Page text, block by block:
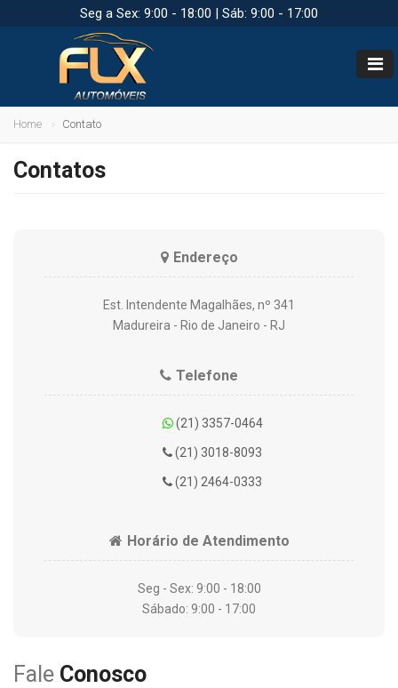
Seg a Sex: 9:00 - 18:00 | Sáb: 9:00 - 17:00
Home Contato
Contatos
Endereço
Est. Intendente Magalhães, nº 341
Madureira - Rio de Janeiro - RJ
Telefone
(21) 3357-0464
(21) 3018-8093
(21) 2464-0333
Horário de Atendimento
Seg - Sex: 9:00 - 18:00
Sábado: 9:00 - 17:00
Fale Conosco